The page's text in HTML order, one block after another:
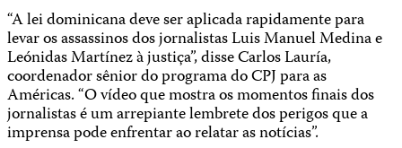
“A lei dominicana deve ser aplicada rapidamente para
levar os assassinos dos jornalistas Luis Manuel Medina e
Leónidas Martínez à justiça”, disse Carlos Lauría,
coordenador sênior do programa do CPJ para as
Américas. “O vídeo que mostra os momentos finais dos
jornalistas é um arrepiante lembrete dos perigos que a
imprensa pode enfrentar ao relatar as notícias”.